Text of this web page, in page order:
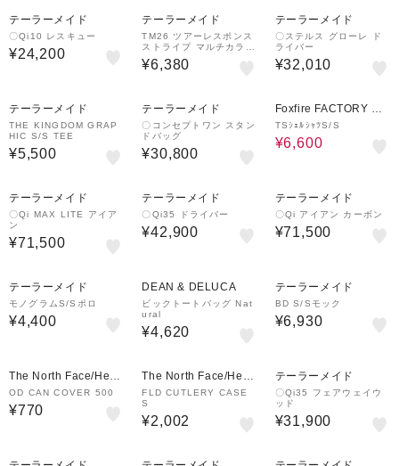
テーラーメイド
〇Qi10 レスキュー
¥24,200
テーラーメイド
TM26 ツアーレスポンス
ストライプ マルチカラー
ボール
¥6,380
テーラーメイド
〇ステルス グローレ ド
ライバー
¥32,010
テーラーメイド
THE KINGDOM GRAP
HIC S/S TEE
¥5,500
テーラーメイド
〇コンセプトワン スタン
ドバッグ
¥30,800
Foxfire FACTORY OU
TLET
TSｼｪﾙｼｬﾂS/S
¥6,600
テーラーメイド
〇Qi MAX LITE アイア
ン
¥71,500
テーラーメイド
〇Qi35 ドライバー
¥42,900
テーラーメイド
〇Qi アイアン カーボン
¥71,500
テーラーメイド
モノグラムS/Sポロ
¥4,400
DEAN & DELUCA
ビックトートバッグ Nat
ural
¥4,620
テーラーメイド
BD S/Sモック
¥6,930
The North Face/Helly
Hansen
OD CAN COVER 500
¥770
The North Face/Helly
Hansen
FLD CUTLERY CASE
S
¥2,002
テーラーメイド
〇Qi35 フェアウェイウ
ッド
¥31,900